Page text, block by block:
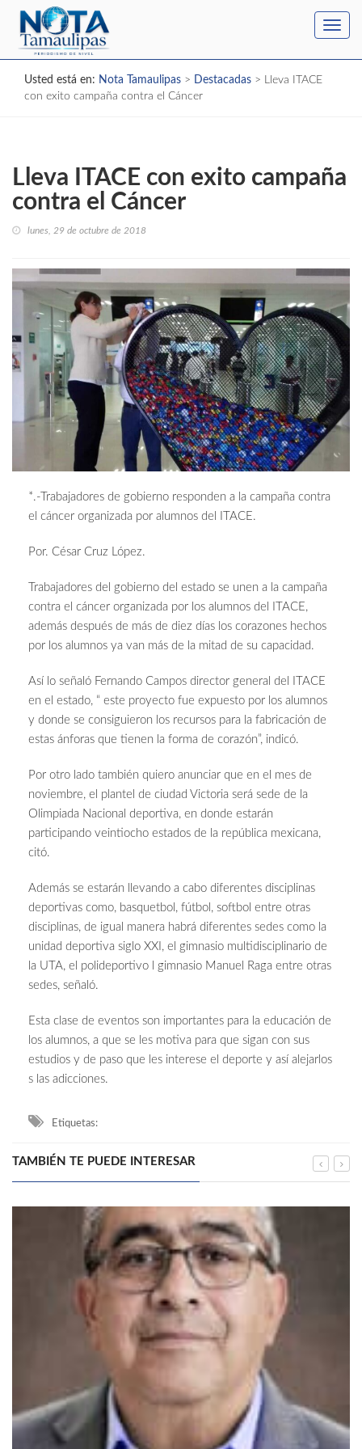
Usted está en: Nota Tamaulipas > Destacadas > Lleva ITACE
con exito campaña contra el Cáncer
Lleva ITACE con exito campaña
contra el Cáncer
lunes, 29 de octubre de 2018
*.-Trabajadores de gobierno responden a la campaña contra
el cáncer organizada por alumnos del ITACE.
Por. César Cruz López.
Trabajadores del gobierno del estado se unen a la campaña
contra el cáncer organizada por los alumnos del ITACE,
además después de más de diez días los corazones hechos
por los alumnos ya van más de la mitad de su capacidad.
Así lo señaló Fernando Campos director general del ITACE
en el estado, “ este proyecto fue expuesto por los alumnos
y donde se consiguieron los recursos para la fabricación de
estas ánforas que tienen la forma de corazón”, indicó.
Por otro lado también quiero anunciar que en el mes de
noviembre, el plantel de ciudad Victoria será sede de la
Olimpiada Nacional deportiva, en donde estarán
participando veintiocho estados de la república mexicana,
citó.
Además se estarán llevando a cabo diferentes disciplinas
deportivas como, basquetbol, fútbol, softbol entre otras
disciplinas, de igual manera habrá diferentes sedes como la
unidad deportiva siglo XXI, el gimnasio multidisciplinario de
la UTA, el polideportivo l gimnasio Manuel Raga entre otras
sedes, señaló.
Esta clase de eventos son importantes para la educación de
los alumnos, a que se les motiva para que sigan con sus
estudios y de paso que les interese el deporte y así alejarlos
s las adicciones.
Etiquetas:
TAMBIÉN TE PUEDE INTERESAR